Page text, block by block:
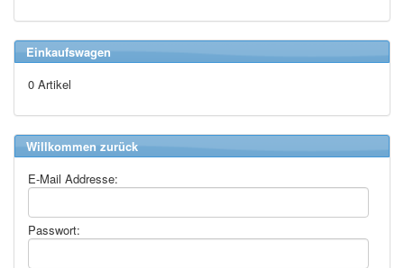
Einkaufswagen
0 Artikel
Willkommen zurück
E-Mail Addresse:
Passwort: